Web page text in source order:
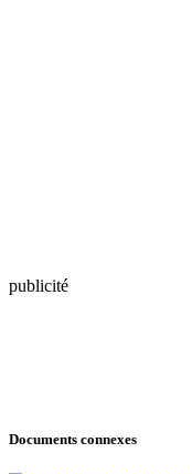
publicité
Documents connexes